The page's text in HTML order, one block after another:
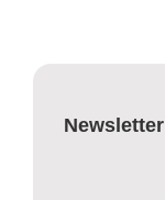
Newsletter